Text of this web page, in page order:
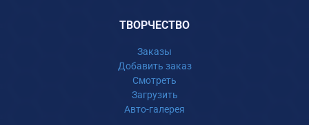
ТВОРЧЕСТВО
Заказы
Добавить заказ
Смотреть
Загрузить
Авто-галерея